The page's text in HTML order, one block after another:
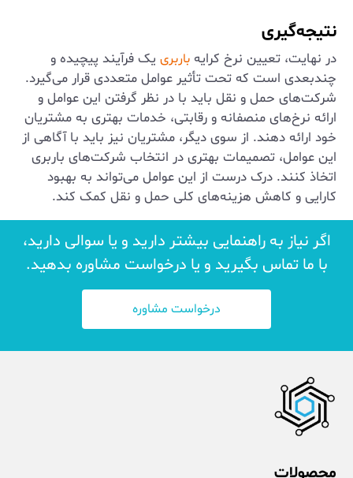
نتیجه‌گیری
در نهایت، تعیین نرخ کرایه باربری یک فرآیند پیچیده و
چندبعدی است که تحت تأثیر عوامل متعددی قرار می‌گیرد.
شرکت‌های حمل و نقل باید با در نظر گرفتن این عوامل و
ارائه نرخ‌های منصفانه و رقابتی، خدمات بهتری به مشتریان
خود ارائه دهند. از سوی دیگر، مشتریان نیز باید با آگاهی از
این عوامل، تصمیمات بهتری در انتخاب شرکت‌های باربری
اتخاذ کنند. درک درست از این عوامل می‌تواند به بهبود
کارایی و کاهش هزینه‌های کلی حمل و نقل کمک کند.
اگر نیاز به راهنمایی بیشتر دارید و یا سوالی دارید،
با ما تماس بگیرید و یا درخواست مشاوره بدهید.
درخواست مشاوره
محصولات